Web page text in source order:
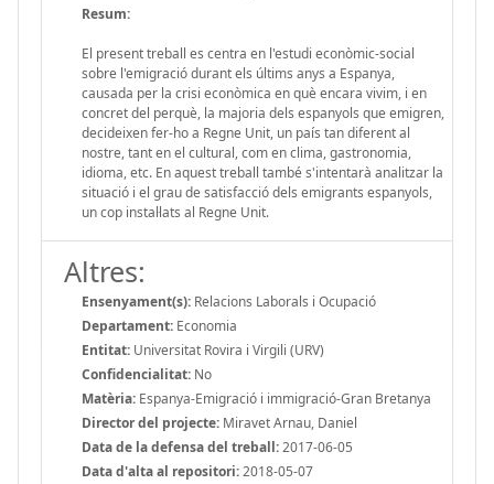
Resum:
El present treball es centra en l'estudi econòmic-social
sobre l'emigració durant els últims anys a Espanya,
causada per la crisi econòmica en què encara vivim, i en
concret del perquè, la majoria dels espanyols que emigren,
decideixen fer-ho a Regne Unit, un país tan diferent al
nostre, tant en el cultural, com en clima, gastronomia,
idioma, etc. En aquest treball també s'intentarà analitzar la
situació i el grau de satisfacció dels emigrants espanyols,
un cop instal·lats al Regne Unit.
Altres:
Ensenyament(s): Relacions Laborals i Ocupació
Departament: Economia
Entitat: Universitat Rovira i Virgili (URV)
Confidencialitat: No
Matèria: Espanya-Emigració i immigració-Gran Bretanya
Director del projecte: Miravet Arnau, Daniel
Data de la defensa del treball:2017-06-05
Data d'alta al repositori:2018-05-07